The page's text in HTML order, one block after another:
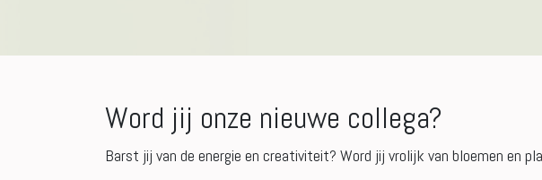
Word jij onze nieuwe collega?
Barst jij van de energie en creativiteit? Word jij vrolijk van bloemen en